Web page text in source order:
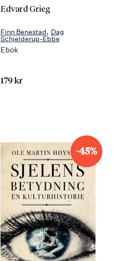
Edvard Grieg
Finn Benestad
Dag
Schjelderup-Ebbe
Ebok
179 kr
-45%